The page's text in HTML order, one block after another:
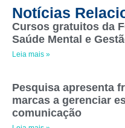
Notícias
Cursos gratuitos da
Saúde Mental e
Leia mais »
Pesquisa apresenta
marcas a gerenciar
comunicação